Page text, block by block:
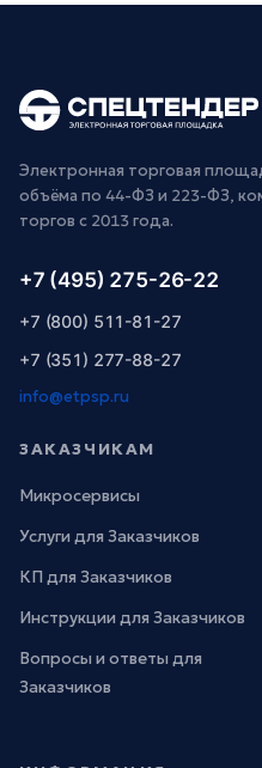
Электронная торговая
объёма по 44-ФЗ и 223-ФЗ,
торгов с 2013 года.
+7 (495) 275-26-22
+7 (800) 511-81-27
+7 (351) 277-88-27
info@etpsp.ru
ЗАКАЗЧИКАМ
Микросервисы
Услуги для Заказчиков
КП для Заказчиков
Инструкции для Заказчиков
Вопросы и ответы для
Заказчиков